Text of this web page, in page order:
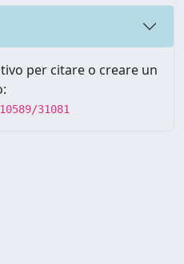
per citare o creare un
31081